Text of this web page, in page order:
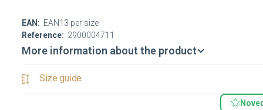
Reference: 2900004711
EAN: EAN13 per size
More information about the product
Size guide